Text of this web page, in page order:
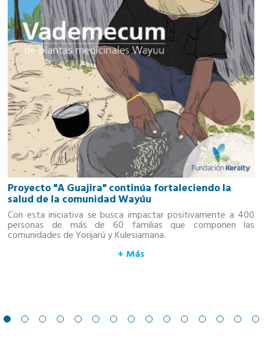
Proyecto "A Guajira" continúa fortaleciendo la
salud de la comunidad Wayúu
Con esta iniciativa se busca impactar positivamente a 400
personas de más de 60 familias que componen las
comunidades de Yorijarú y Kulesiamana.
+ Más